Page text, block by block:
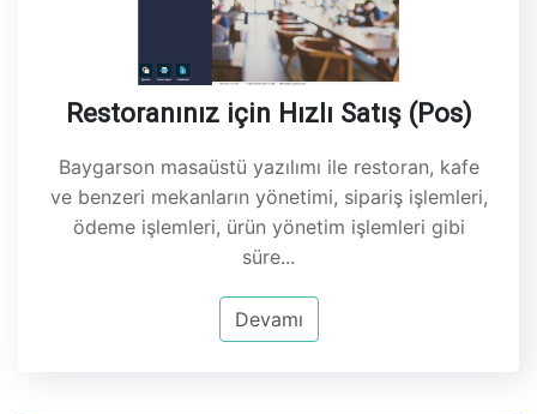
Restoranınız için Hızlı Satış (Pos)
Baygarson masaüstü yazılımı ile restoran, kafe
ve benzeri mekanların yönetimi, sipariş işlemleri,
ödeme işlemleri, ürün yönetim işlemleri gibi
süre...
Devamı